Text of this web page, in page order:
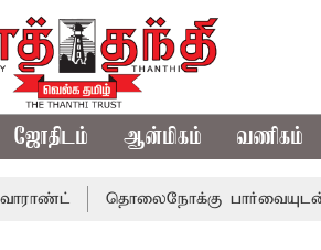
ஜோதிடம் ஆன்மிகம் வணிகம்
தொலைநோக்கு பார்வையுடன்